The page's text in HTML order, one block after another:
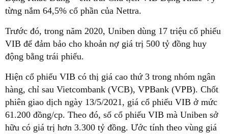
từng nắm 64,5% cổ phần của Nettra.
Trước đó, trong năm 2020, Uniben dùng 17 triệu cổ phiếu
VIB để đảm bảo cho khoản nợ giá trị 500 tỷ đồng huy
động bằng trái phiếu.
Hiện cổ phiếu VIB có thị giá cao thứ 3 trong nhóm ngân
hàng, chỉ sau Vietcombank (VCB), VPBank (VPB). Chốt
phiên giao dịch ngày 13/5/2021, giá cổ phiếu VIB ở mức
61.200 đồng/cp. Theo đó, số cổ phiếu VIB mà Uniben sở
hữu có giá trị hơn 3.300 tỷ đồng. Ước tính theo vùng giá